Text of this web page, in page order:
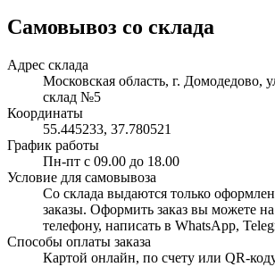
Самовывоз со склада
Адрес склада
Московская область, г. Домодедово,
склад №5
Координаты
55.445233, 37.780521
График работы
Пн-пт с 09.00 до 18.00
Условие для самовывоза
Со склада выдаются только
заказы. Оформить заказ вы можете
телефону, написать в WhatsApp,
Способы оплаты заказа
Картой онлайн, по счету или QR-